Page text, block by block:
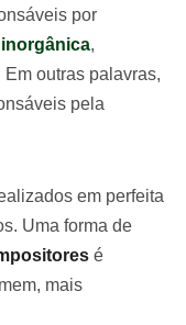
por
,
outras palavras,
pela
em perfeita
Uma forma de
é
mais